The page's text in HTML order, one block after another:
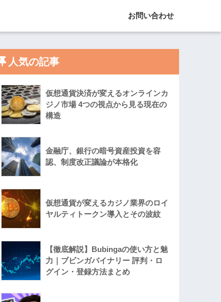
お問い合わせ
人気の記事
仮想通貨決済が変えるオンラインカ
ジノ市場 4つの視点から見る現在の
構造
金融庁、銀行の暗号資産投資を容
認、制度改正議論が本格化
仮想通貨が変えるカジノ業界のロイ
ヤルティトークン導入とその波紋
【徹底解説】Bubingaの使い方と魅
力｜ブビンガバイナリー 評判・ロ
グイン・登録方法まとめ